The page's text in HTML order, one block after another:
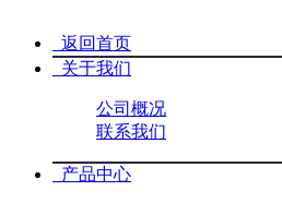
返回首页
关于我们
公司概况
联系我们
产品中心